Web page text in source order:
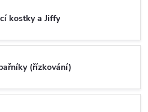
kostky a Jiffy
(řízkování)